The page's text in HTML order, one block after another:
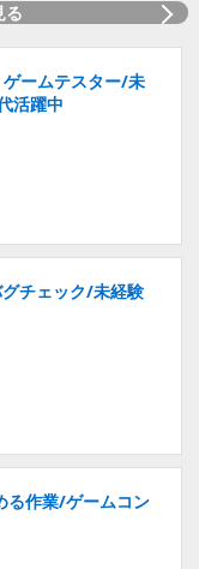
る
ゲームテスター/未
活躍中
チェック/未経験
る作業/ゲームコン